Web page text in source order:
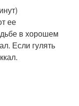
ее
в хорошем
Если гулять